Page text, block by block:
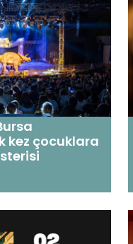
kez çocuklara